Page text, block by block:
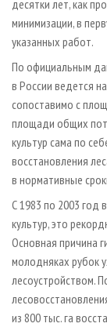
десятки лет, как
минимизации, в
указанных работ.
По официальным
в России ведется
сопоставимо с
площади общих
культур сама по
восстановления
в нормативные
С 1983 по 2003 год
культур, это
Основная причина
молодняках рубок
лесоустройством.
из 800 тыс. га